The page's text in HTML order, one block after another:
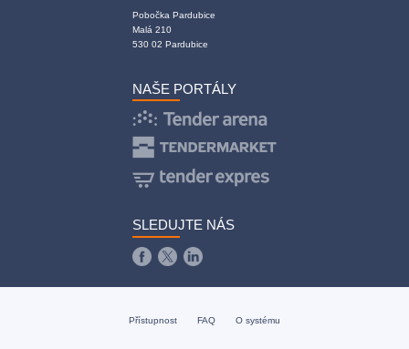
Pobočka Pardubice
Malá 210
530 02 Pardubice
NAŠE PORTÁLY
SLEDUJTE NÁS
Přístupnost FAQ O systému